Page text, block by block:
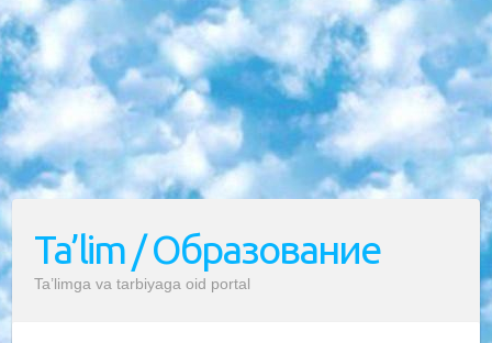
Ta’lim / Образование
Ta’limga va tarbiyaga oid portal